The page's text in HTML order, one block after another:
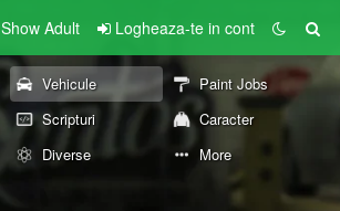
Show Adult Logheaza-te in cont
Vehicule
Paint Jobs
Scripturi
Caracter
Diverse More